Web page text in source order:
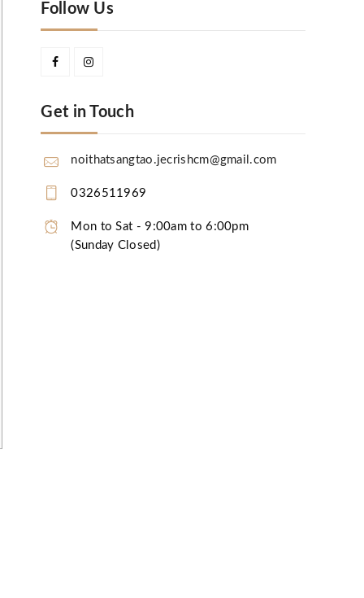
Follow Us
Get in Touch
noithatsangtao.jecrishcm@gmail.com
0326511969
Mon to Sat - 9:00am to 6:00pm
(Sunday Closed)